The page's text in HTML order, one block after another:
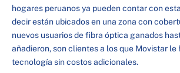
hogares peruanos ya pueden contar con
decir están ubicados en una zona con
nuevos usuarios de fibra óptica ganados
añadieron, son clientes a los que Movistar le
tecnología sin costos adicionales.